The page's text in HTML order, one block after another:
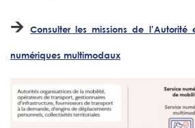
🡪Consulter les missions de
numériques multimodaux​